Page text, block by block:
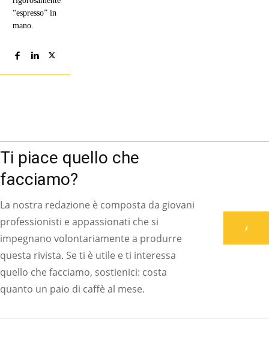
“espresso” in
mano.
Ti piace quello che
facciamo?
La nostra redazione è composta da giovani
professionisti e appassionati che si
impegnano volontariamente a produrre
questa rivista. Se ti è utile e ti interessa
quello che facciamo, sostienici: costa
quanto un paio di caffè al mese.